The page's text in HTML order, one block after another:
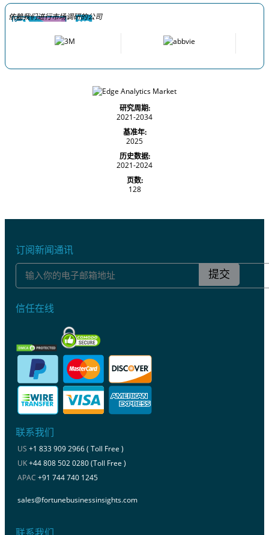
依赖我们进行市场调研的公司
研究周期:
2021-2034
基准年:
2025
历史数据:
2021-2024
页数:
128
订阅新闻通讯
提交
信任在线
联系我们
US +1 833 909 2966 ( Toll Free )
UK+44 808 502 0280 (Toll Free )
APAC +91 744 740 1245
sales@fortunebusinessinsights.com
联系我们